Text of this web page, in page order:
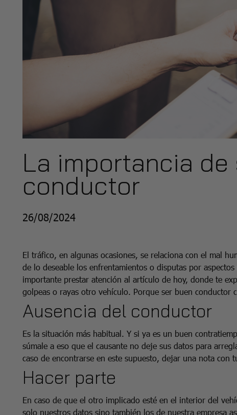
La importancia de
conductor
26/08/2024
El tráfico, en algunas ocasiones, se relaciona con el mal
de lo deseable los enfrentamientos o disputas por
importante prestar atención al artículo de hoy, donde te
golpeas o rayas otro vehículo. Porque ser buen conductor
Ausencia del conductor
Es la situación más habitual. Y si ya es un buen
súmale a eso que el causante no deje sus datos para
caso de encontrarse en este supuesto, dejar una nota con
Hacer parte
En caso de que el otro implicado esté en el interior del
solo nuestros datos sino también los de nuestra empresa